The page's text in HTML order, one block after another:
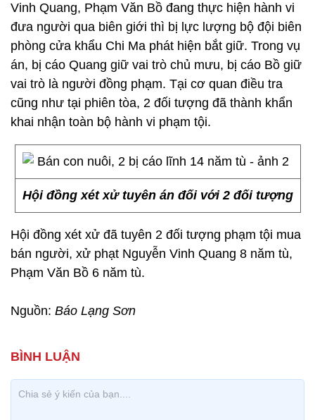
Vinh Quang, Phạm Văn Bồ đang thực hiện hành vi
đưa người qua biên giới thì bị lực lượng bộ đội biên
phòng cửa khẩu Chi Ma phát hiện bắt giữ. Trong vụ
án, bị cáo Quang giữ vai trò chủ mưu, bị cáo Bồ giữ
vai trò là người đồng phạm. Tại cơ quan điều tra
cũng như tại phiên tòa, 2 đối tượng đã thành khẩn
khai nhận toàn bộ hành vi phạm tội.
Hội đồng xét xử tuyên án đối với 2 đối tượng
Hội đồng xét xử đã tuyên 2 đối tượng phạm tội mua
bán người, xử phạt Nguyễn Vinh Quang 8 năm tù,
Phạm Văn Bồ 6 năm tù.
Nguồn: Báo Lạng Sơn